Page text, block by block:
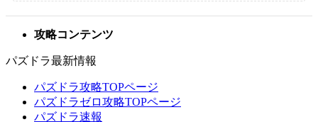
攻略コンテンツ
パズドラ最新情報
パズドラ攻略TOPページ
パズドラゼロ攻略TOPページ
パズドラ速報